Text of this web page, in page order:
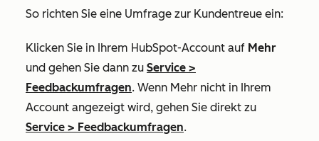
So richten Sie eine Umfrage zur Kundentreue ein:
Klicken Sie in Ihrem HubSpot-Account auf Mehr
und gehen Sie dann zu Service >
Feedbackumfragen. Wenn Mehr nicht in Ihrem
Account angezeigt wird, gehen Sie direkt zu
Service > Feedbackumfragen.